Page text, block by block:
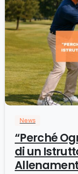
News
“Perché
di un